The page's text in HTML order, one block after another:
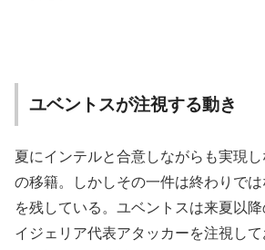
ユベントスが注視する動き
夏にインテルと合意しながらも実現
の移籍。しかしその一件は終わりで
を残している。ユベントスは来夏以
イジェリア代表アタッカーを注視し